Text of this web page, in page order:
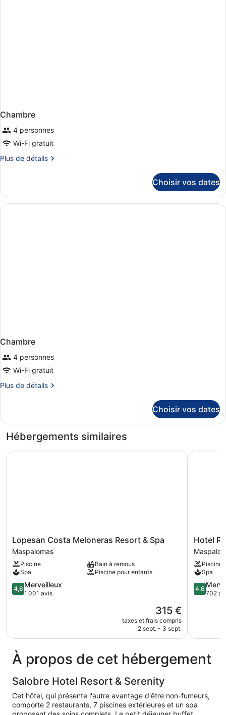
Chambre
4 personnes
Wi-Fi gratuit
Plus de détails
Plus
le
type
de
Choisir vos dates
Chambre
4 personnes
Wi-Fi gratuit
Plus de détails
Plus
le
de
Chambre
Choisir vos dates
Hébergements similaires
Lopesan
Costa
Meloneras
Resort
&
Spa
Maspalomas
Lopesan Costa Meloneras Resort & Spa
Maspalomas
Piscine
Bain à remous
Spa
Piscine pour enfants
4.6
sur
4,6 Merveilleux
1 001 avis
Le
nouveau
prix
315 €
taxes et frais compris
2 sept. - 3 sept.
Lopesan Costa Meloneras Resort & Spa
Hotel
Riu
Palace
Oasis
Hotel
Piscine
Spa
4.6
sur
4,6
702
Hotel Riu
À propos de cet hébergement
Salobre Hotel Resort & Serenity
Cet hôtel, qui présente l'autre avantage d'être non-fumeurs,
comporte 2 restaurants, 7 piscines extérieures et un spa